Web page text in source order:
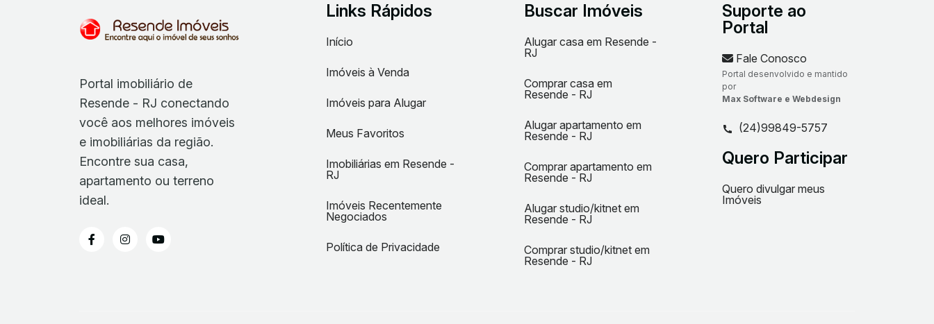
Portal imobiliário de
Resende - RJ conectando
você aos melhores imóveis
e imobiliárias da região.
Encontre sua casa,
apartamento ou terreno
ideal.
Links Rápidos
Início
Imóveis à Venda
Imóveis para Alugar
Meus Favoritos
Imobiliárias em Resende -
RJ
Imóveis Recentemente
Negociados
Política de Privacidade
Buscar Imóveis
Alugar casa em Resende -
RJ
Comprar casa em
Resende - RJ
Alugar apartamento em
Resende - RJ
Comprar apartamento em
Resende - RJ
Alugar studio/kitnet em
Resende - RJ
Comprar studio/kitnet em
Resende - RJ
Suporte ao
Portal
Fale Conosco
Portal desenvolvido e mantido
por
Max Software e Webdesign
(24)99849-5757
Quero Participar
Quero divulgar meus
Imóveis